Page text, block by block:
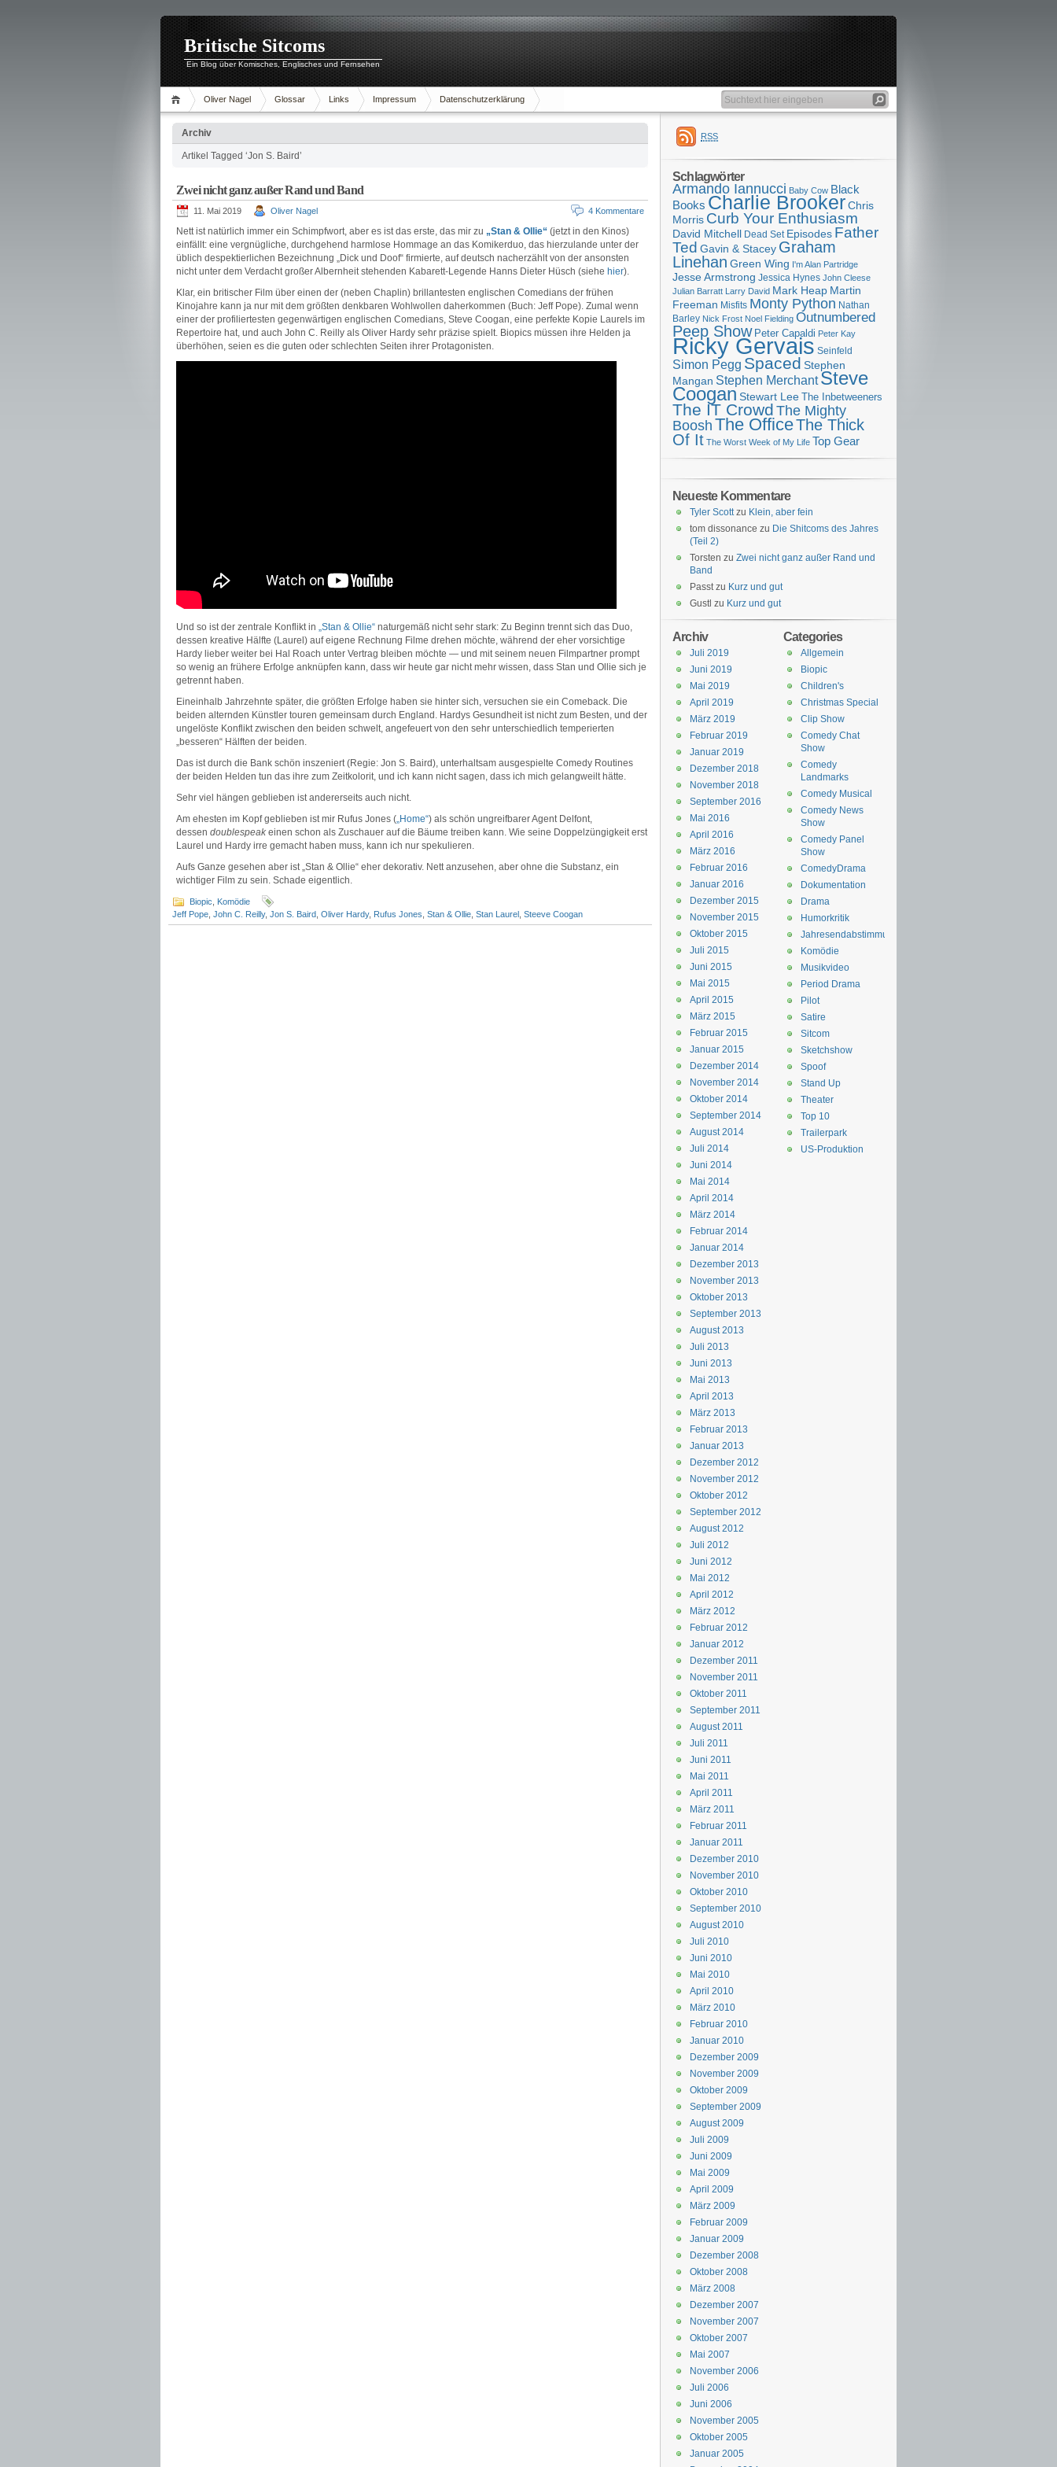
Britische Sitcoms
Ein Blog über Komisches, Englisches und Fernsehen
Oliver Nagel Glossar Links Impressum Datenschutzerklärung
Archiv
Artikel Tagged ‘Jon S. Baird’
Zwei nicht ganz außer Rand und Band
11. Mai 2019 Oliver Nagel 4 Kommentare
Nett ist natürlich immer ein Schimpfwort, aber es ist das erste, das mir zu „Stan & Ollie“ (jetzt in den Kinos)
einfällt: eine vergnügliche, durchgehend harmlose Hommage an das Komikerduo, das hierzulande unter der
üblich despektierlichen Bezeichnung „Dick und Doof“ firmierte, auf deutsch nacherzählt von der ansonsten
nicht unter dem Verdacht großer Albernheit stehenden Kabarett-Legende Hanns Dieter Hüsch (siehe hier).
Klar, ein britischer Film über einen der (neben Chaplin) brillantesten englischen Comedians der frühen
Kinojahre kann ja nur mit dem größten denkbaren Wohlwollen daherkommen (Buch: Jeff Pope). Zumal wenn
einer der profiliertesten gegenwärtigen englischen Comedians, Steve Coogan, eine perfekte Kopie Laurels im
Repertoire hat, und auch John C. Reilly als Oliver Hardy sehr präzise spielt. Biopics müssen ihre Helden ja
überhöhen, seien es die guten oder schlechten Seiten ihrer Protagonisten.
Und so ist der zentrale Konflikt in „Stan & Ollie“ naturgemäß nicht sehr stark: Zu Beginn trennt sich das Duo,
dessen kreative Hälfte (Laurel) auf eigene Rechnung Filme drehen möchte, während der eher vorsichtige
Hardy lieber weiter bei Hal Roach unter Vertrag bleiben möchte — und mit seinem neuen Filmpartner prompt
so wenig an frühere Erfolge anknüpfen kann, dass wir heute gar nicht mehr wissen, dass Stan und Ollie sich je
getrennt haben.
Eineinhalb Jahrzehnte später, die größten Erfolge haben sie hinter sich, versuchen sie ein Comeback. Die
beiden alternden Künstler touren gemeinsam durch England. Hardys Gesundheit ist nicht zum Besten, und der
ungelöste Konflikt zwischen den beiden schwelt, angefeuert von den sehr unterschiedlich temperierten
„besseren“ Hälften der beiden.
Das ist durch die Bank schön inszeniert (Regie: Jon S. Baird), unterhaltsam ausgespielte Comedy Routines
der beiden Helden tun das ihre zum Zeitkolorit, und ich kann nicht sagen, dass ich mich gelangweilt hätte.
Sehr viel hängen geblieben ist andererseits auch nicht.
Am ehesten im Kopf geblieben ist mir Rufus Jones („Home“) als schön ungreifbarer Agent Delfont,
dessen doublespeak einen schon als Zuschauer auf die Bäume treiben kann. Wie seine Doppelzüngigkeit erst
Laurel und Hardy irre gemacht haben muss, kann ich nur spekulieren.
Aufs Ganze gesehen aber ist „Stan & Ollie“ eher dekorativ. Nett anzusehen, aber ohne die Substanz, ein
wichtiger Film zu sein. Schade eigentlich.
Biopic
Komödie
Jeff Pope John C. Reilly, Jon S. Baird Oliver Hardy, Rufus Jones Stan & Ollie Stan Laurel Steeve Coogan
RSS
Schlagwörter
Armando Iannucci Baby Cow Black
Books Charlie BrookerChris
Morris Curb Your Enthusiasm
David Mitchell Dead Set Episodes Father
Ted Gavin & Stacey Graham
Linehan Green Wing I'm Alan Partridge
Jesse Armstrong Jessica Hynes John Cleese
Julian Barratt Larry David Mark Heap Martin
Freeman Misfits Monty Python Nathan
Barley Nick Frost Noel Fielding Outnumbered
Peep Show Peter Capaldi Peter Kay
Ricky Gervais Seinfeld
Simon Pegg Spaced Stephen
Mangan Stephen Merchant Steve
CooganStewart Lee The Inbetweeners
The IT Crowd The Mighty
Boosh The OfficeThe Thick
Of It The Worst Week of My Life Top Gear
Neueste Kommentare
Tyler Scottzu Klein, aber fein
tom dissonance zu Die Shitcoms des Jahres
(Teil 2)
Torsten zu Zwei nicht ganz außer Rand und
Band
Passtzu Kurz und gut
Gustl zu Kurz und gut
Categories
Allgemein
Biopic
Children's
Christmas Special
Clip Show
Comedy Chat
Show
Comedy
Landmarks
Comedy Musical
Comedy News
Show
Comedy Panel
Show
ComedyDrama
Dokumentation
Drama
Humorkritik
Jahresendabstimmung
Komödie
Musikvideo
Period Drama
Pilot
Satire
Sitcom
Sketchshow
Spoof
Stand Up
Theater
Top 10
Trailerpark
US-Produktion
Archiv
Juli 2019
Juni 2019
Mai 2019
April 2019
März 2019
Februar 2019
Januar 2019
Dezember 2018
November 2018
September 2016
Mai 2016
April 2016
März 2016
Februar 2016
Januar 2016
Dezember 2015
November 2015
Oktober 2015
Juli 2015
Juni 2015
Mai 2015
April 2015
März 2015
Februar 2015
Januar 2015
Dezember 2014
November 2014
Oktober 2014
September 2014
August 2014
Juli 2014
Juni 2014
Mai 2014
April 2014
März 2014
Februar 2014
Januar 2014
Dezember 2013
November 2013
Oktober 2013
September 2013
August 2013
Juli 2013
Juni 2013
Mai 2013
April 2013
März 2013
Februar 2013
Januar 2013
Dezember 2012
November 2012
Oktober 2012
September 2012
August 2012
Juli 2012
Juni 2012
Mai 2012
April 2012
März 2012
Februar 2012
Januar 2012
Dezember 2011
November 2011
Oktober 2011
September 2011
August 2011
Juli 2011
Juni 2011
Mai 2011
April 2011
März 2011
Februar 2011
Januar 2011
Dezember 2010
November 2010
Oktober 2010
September 2010
August 2010
Juli 2010
Juni 2010
Mai 2010
April 2010
März 2010
Februar 2010
Januar 2010
Dezember 2009
November 2009
Oktober 2009
September 2009
August 2009
Juli 2009
Juni 2009
Mai 2009
April 2009
März 2009
Februar 2009
Januar 2009
Dezember 2008
Oktober 2008
März 2008
Dezember 2007
November 2007
Oktober 2007
Mai 2007
November 2006
Juli 2006
Juni 2006
November 2005
Oktober 2005
Januar 2005